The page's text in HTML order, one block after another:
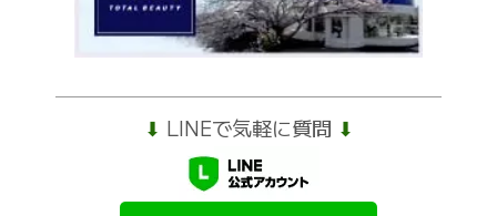
⬇︎ LINEで気軽に質問 ⬇︎